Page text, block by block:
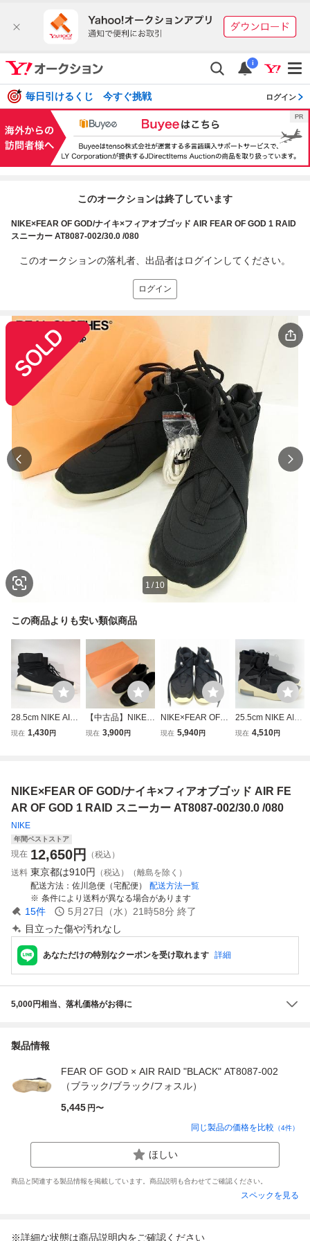
i
毎日引けるくじ 今すぐ挑戦 ログイン
このオークションは終了しています
NIKE×FEAR OF GOD/ナイキ×フィアオブゴッド AIR FEAR OF GOD 1 RAID
スニーカー AT8087-002/30.0 /080
このオークションの落札者、出品者はログインしてください。
ログイン
1 / 10
この商品よりも安い類似商品
28.5cm NIKE AIR
SHOOT AROUND
ゴッド H38819 20
00000734095 TY
現在 1,430円
【中古品】NIKE A
IR/FEAR OF GOD
現在 3,900円
NIKE×FEAR OF G
OD/ナイキ×フィア
現在 5,940円
25.5cm NIKE AIR
FEAR OF GOD 1
00723495 TYO
現在 4,510円
NIKE×FEAR OF GOD/ナイキ×フィアオブゴッド AIR FE
AR OF GOD 1 RAID スニーカー AT8087-002/30.0 /080
NIKE
年間ベストストア
現在 12,650円
（税込）
送料 東京都は910円
（税込）（離島を除く）
配送方法
佐川急便（宅配便）
配送方法一覧
条件により送料が異なる場合があります
15件 5月27日（水）21時58分 終了
目立った傷や汚れなし
あなただけの特別なクーポンを受け取れます 詳細
5,000円相当、落札価格がお得に
製品情報
FEAR OF GOD × AIR RAID "BLACK" AT8087-002
（ブラック/ブラック/フォスル）
5,445 円〜
同じ製品の価格を比較 （4件）
ほしい
商品と関連する製品情報を掲載しています。商品説明も合わせてご確認ください。
スペックを見る
※詳細な状態は商品説明内をご確認ください